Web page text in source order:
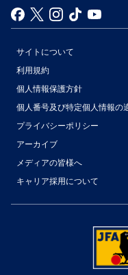
サイトについて
利用規約
個人情報保護方針
個人番号及び特定個人情報の
プライバシーポリシー
アーカイブ
メディアの皆様へ
キャリア採用について